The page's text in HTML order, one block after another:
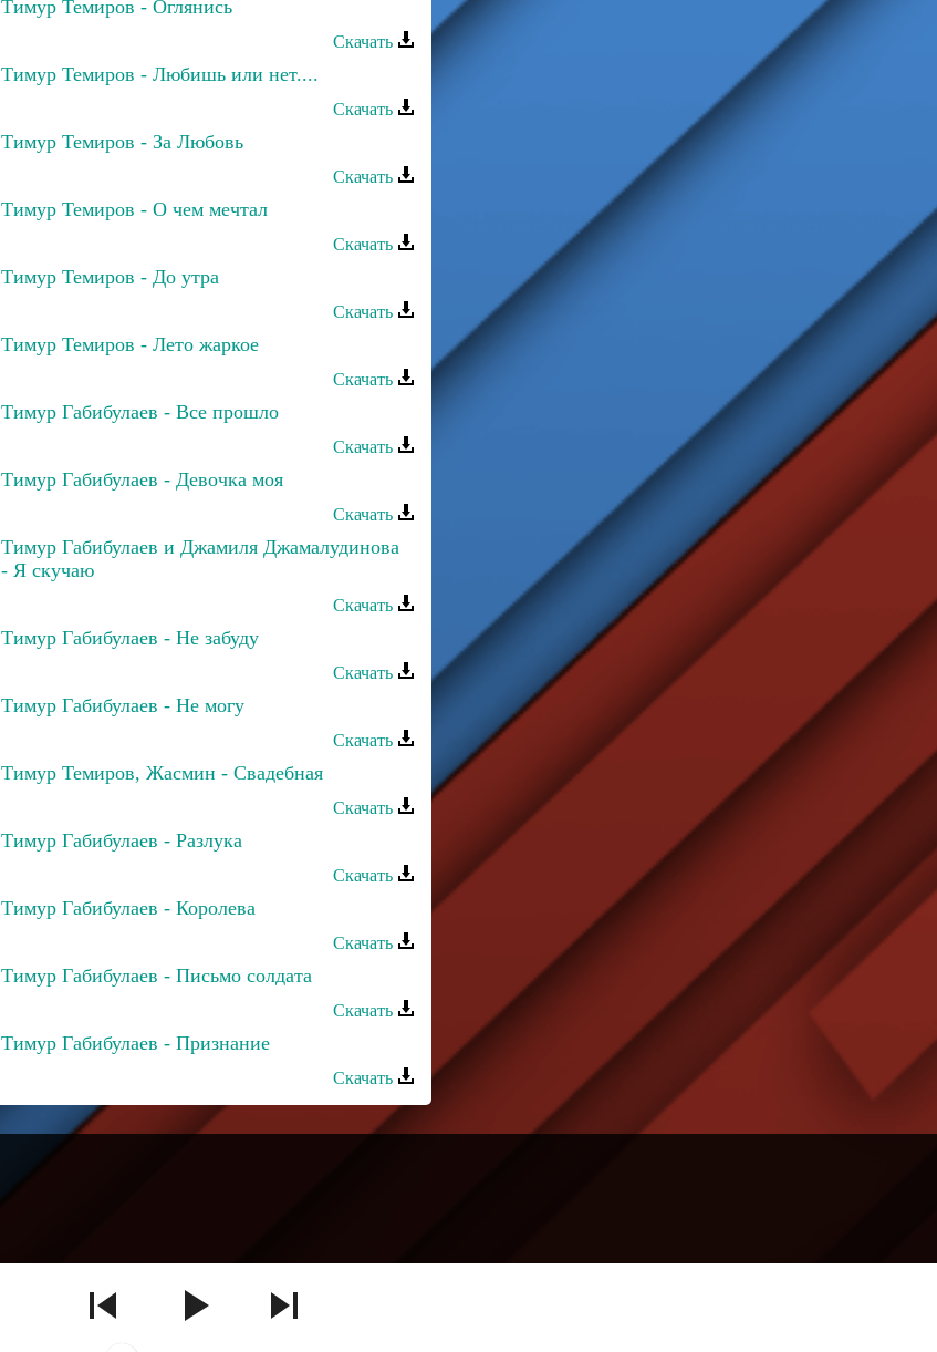
Тимур Темиров - Оглянись
Скачать
Тимур Темиров - Любишь или нет....
Скачать
Тимур Темиров - За Любовь
Скачать
Тимур Темиров - О чем мечтал
Скачать
Тимур Темиров - До утра
Скачать
Тимур Темиров - Лето жаркое
Скачать
Тимур Габибулаев - Все прошло
Скачать
Тимур Габибулаев - Девочка моя
Скачать
Тимур Габибулаев и Джамиля Джамалудинова
- Я скучаю
Скачать
Тимур Габибулаев - Не забуду
Скачать
Тимур Габибулаев - Не могу
Скачать
Тимур Темиров, Жасмин - Свадебная
Скачать
Тимур Габибулаев - Разлука
Скачать
Тимур Габибулаев - Королева
Скачать
Тимур Габибулаев - Письмо солдата
Скачать
Тимур Габибулаев - Признание
Скачать